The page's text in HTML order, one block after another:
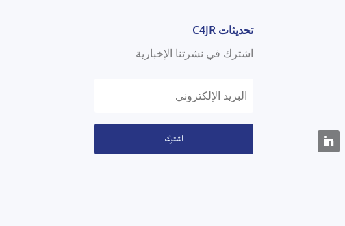
تحديثات C4JR
اشترك في نشرتنا الإخبارية
اشترك